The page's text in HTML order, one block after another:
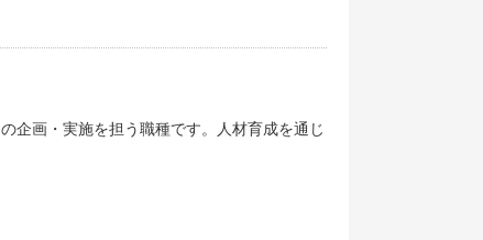
企画・実施を担う職種です。人材育成を通じ